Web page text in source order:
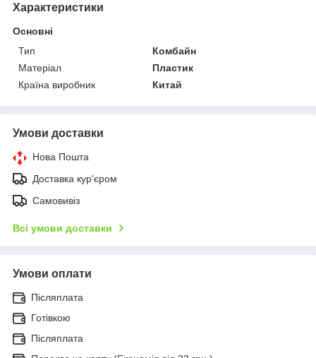
Характеристики
Основні
Тип
Комбайн
Матеріал
Пластик
Країна виробник
Китай
Умови доставки
Нова Пошта
Доставка кур'єром
Самовивіз
Всі умови доставки
Умови оплати
Післяплата
Готівкою
Післяплата